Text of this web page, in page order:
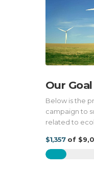
Our Goal
Below is the
campaign to
related to
$1,357of